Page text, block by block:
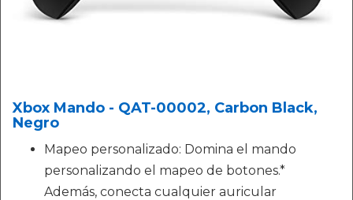
Xbox Mando - QAT-00002, Carbon Black,
Negro
Mapeo personalizado: Domina el mando
personalizando el mapeo de botones.*
Además, conecta cualquier auricular